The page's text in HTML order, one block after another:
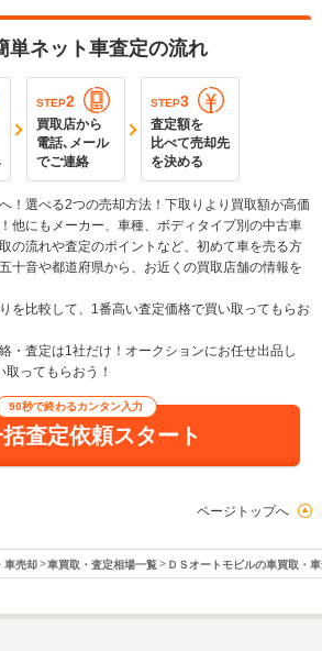
単ネット車査定の流れ
STEP2
買取店から
電話､メール
でご連絡
STEP3
査定額を
比べて売却先
を決める
！選べる2つの売却方法！下取りより買取額が高価
他にもメーカー、車種、ボディタイプ別の中古車
の流れや査定のポイントなど、初めて車を売る方
十音や都道府県から、お近くの買取店舗の情報を
を比較して、1番高い査定価格で買い取ってもらお
・査定は1社だけ！オークションにお任せ出品し
ってもらおう！
90秒で終わるカンタン入力
査定依頼スタート
ページトップへ
車売却 車買取・査定相場一覧 ＤＳオートモビルの車買取・